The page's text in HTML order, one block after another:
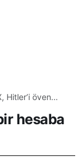
Hitler’i öven
altın onay
verdi
hesaba